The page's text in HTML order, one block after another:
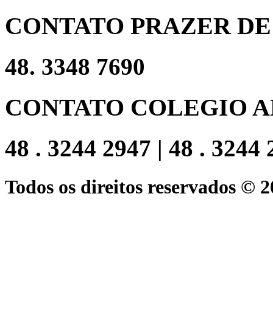
CONTATO PRAZER
48. 3348 7690
CONTATO COLEGIO
48 . 3244 2947 | 48 . 3244
Todos os direitos reservados ©